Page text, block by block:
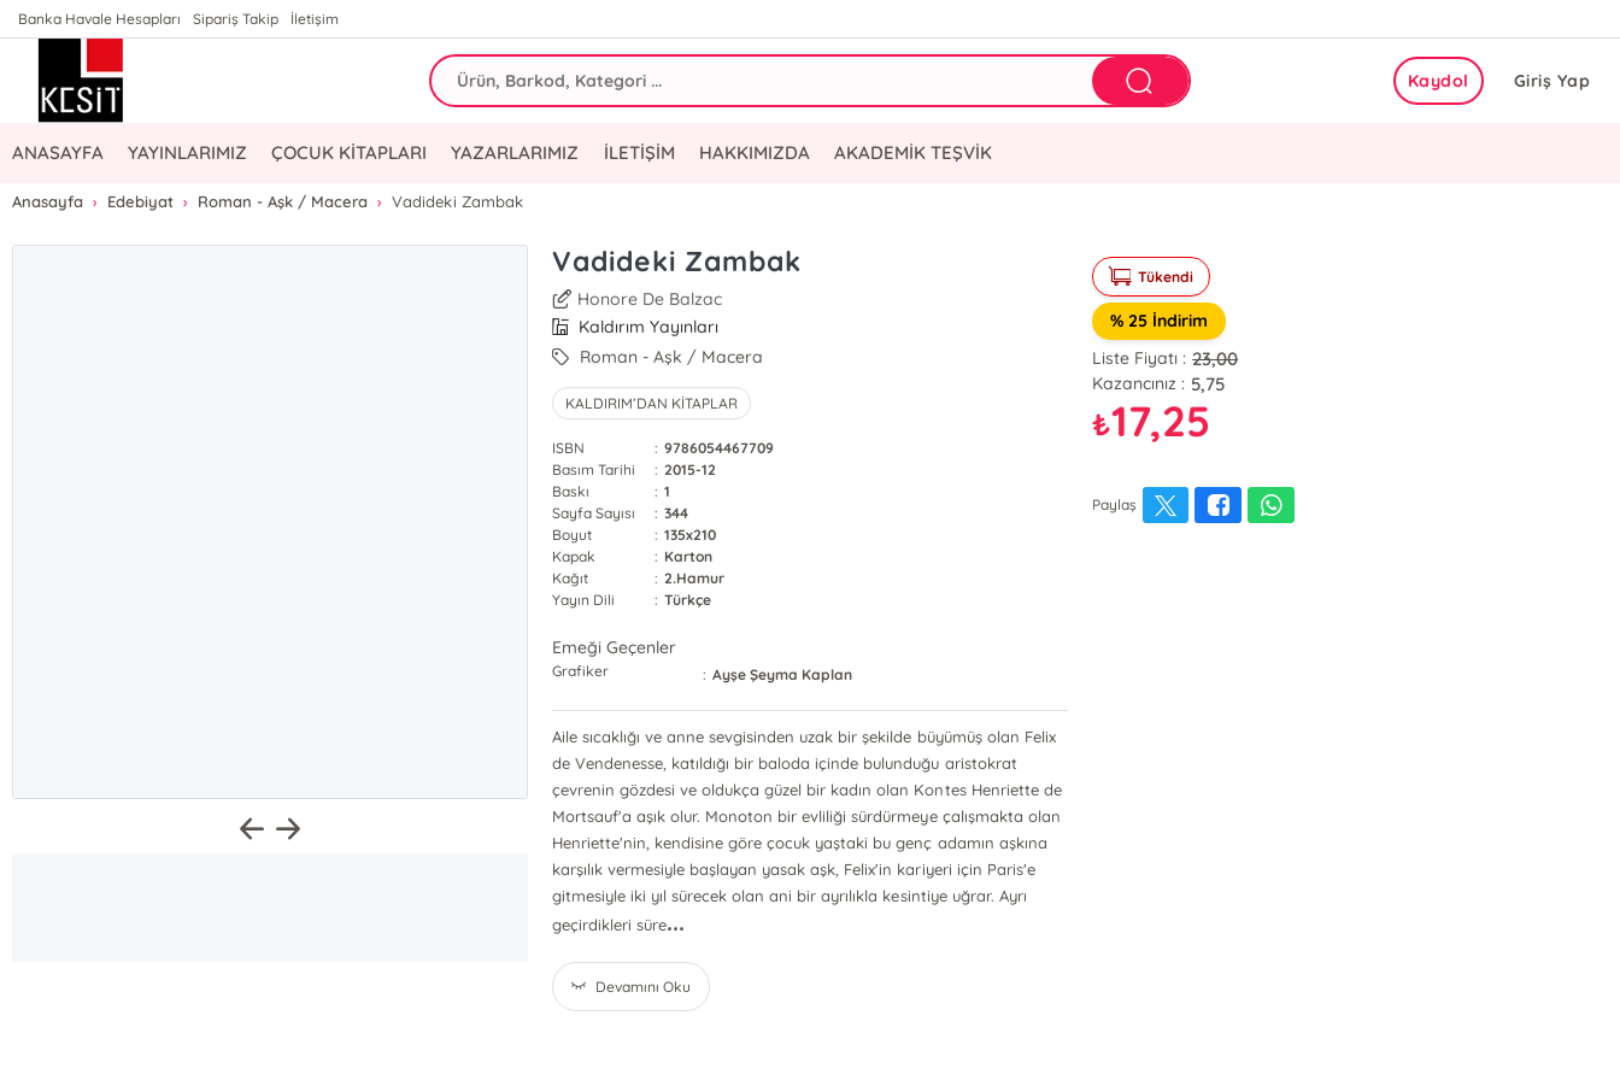
Banka Havale Hesapları Sipariş Takip İletişim
Giriş Yap
Kaydol
ANASAYFA YAYINLARIMIZ ÇOCUK KİTAPLARI YAZARLARIMIZ İLETİŞİM HAKKIMIZDA AKADEMİK TEŞVİK
Anasayfa Edebiyat Roman - Aşk / Macera Vadideki Zambak
Vadideki Zambak
Honore De Balzac
Kaldırım Yayınları
Roman - Aşk / Macera
KALDIRIM’DAN KİTAPLAR
ISBN : 9786054467709
Basım Tarihi
: 2015-12
Baskı
: 1
Sayfa Sayısı
: 344
Boyut
: 135x210
Kapak
: Karton
Kağıt
: 2.Hamur
Yayın Dili
: Türkçe
Emeği Geçenler
Grafiker : Ayşe Şeyma Kaplan
Aile sıcaklığı ve anne sevgisinden uzak bir şekilde büyümüş olan Felix
de Vendenesse, katıldığı bir baloda içinde bulunduğu aristokrat
çevrenin gözdesi ve oldukça güzel bir kadın olan Kontes Henriette de
Mortsauf'a aşık olur. Monoton bir evliliği sürdürmeye çalışmakta olan
Henriette'nin, kendisine göre çocuk yaştaki bu genç adamın aşkına
karşılık vermesiyle başlayan yasak aşk, Felix'in kariyeri için Paris'e
gitmesiyle iki yıl sürecek olan ani bir ayrılıkla kesintiye uğrar. Ayrı
geçirdikleri süre...
Devamını Oku
Tükendi
% 25 İndirim
Liste Fiyatı : 23,00
Kazancınız : 5,75
₺17,25
Paylaş